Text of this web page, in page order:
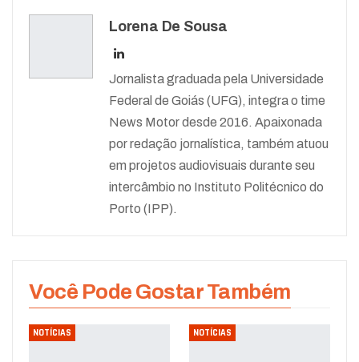
Lorena De Sousa
Jornalista graduada pela Universidade
Federal de Goiás (UFG), integra o time
News Motor desde 2016. Apaixonada
por redação jornalística, também atuou
em projetos audiovisuais durante seu
intercâmbio no Instituto Politécnico do
Porto (IPP).
Você Pode Gostar Também
NOTÍCIAS NOTÍCIAS